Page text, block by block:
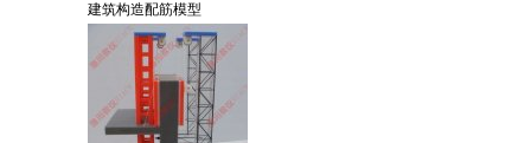
建筑构造配筋模型